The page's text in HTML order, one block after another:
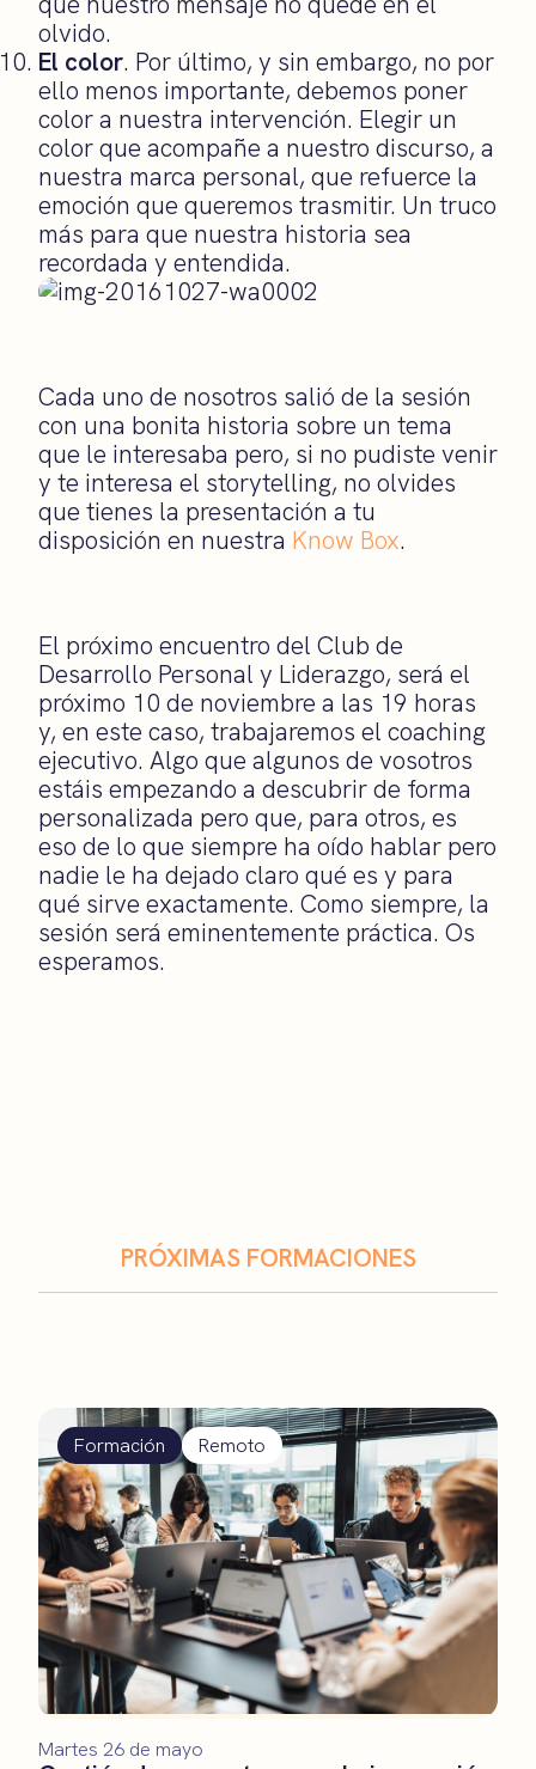
olvido.
El color. Por último, y sin embargo, no por
ello menos importante, debemos poner
color a nuestra intervención. Elegir un
color que acompañe a nuestro discurso, a
nuestra marca personal, que refuerce la
emoción que queremos trasmitir. Un truco
más para que nuestra historia sea
recordada y entendida.
Cada uno de nosotros salió de la sesión
con una bonita historia sobre un tema
que le interesaba pero, si no pudiste venir
y te interesa el storytelling, no olvides
que tienes la presentación a tu
disposición en nuestra Know Box.
El próximo encuentro del Club de
Desarrollo Personal y Liderazgo, será el
próximo 10 de noviembre a las 19 horas
y, en este caso, trabajaremos el coaching
ejecutivo. Algo que algunos de vosotros
estáis empezando a descubrir de forma
personalizada pero que, para otros, es
eso de lo que siempre ha oído hablar pero
nadie le ha dejado claro qué es y para
qué sirve exactamente. Como siempre, la
sesión será eminentemente práctica. Os
esperamos.
PRÓXIMAS FORMACIONES
Formación Remoto
Martes 26 de mayo